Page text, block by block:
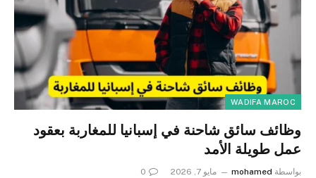
WADIFA MAROC
وظائف سائق شاحنة في إسبانيا للمغاربة بعقود
عمل طويلة الأمد
بواسطة mohamed مايو 7, 2026 0